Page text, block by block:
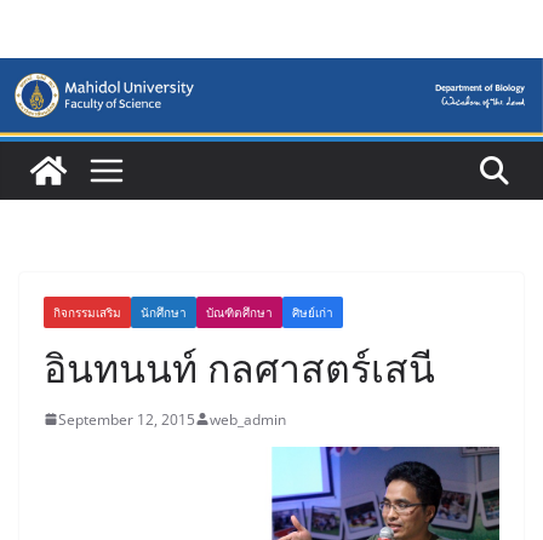
content
กิจกรรมเสริม นักศึกษา บัณฑิตศึกษา ศิษย์เก่า
อินทนนท์ กลศาสตร์เสนี
September 12, 2015 web_admin